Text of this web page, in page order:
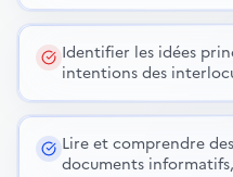
Identifier les idées
intentions des
Lire et comprendre
documents